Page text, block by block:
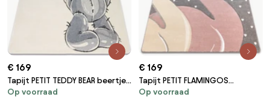
€ 169
Tapijt PETIT TEDDY BEAR beertje,
BEER crème
Op voorraad
€ 169
Tapijt PETIT FLAMINGOS
Flamingo's HARTJES grijskleuring
Op voorraad